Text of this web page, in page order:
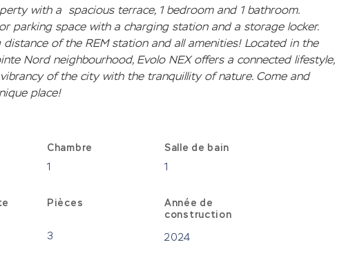
with a  spacious terrace, 1 bedroom and 1 bathroom.
parking space with a charging station and a storage locker.
distance of the REM station and all amenities! Located in the
Nord neighbourhood, Evolo NEX offers a connected lifestyle,
of the city with the tranquillity of nature. Come and
place!
Chambre
1
Salle de bain
1
Pièces
Année de
construction
3 2024